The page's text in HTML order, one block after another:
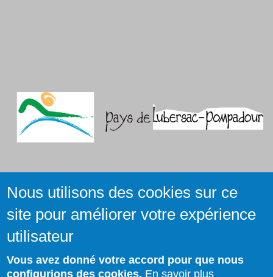
Nous utilisons des cookies sur ce
site pour améliorer votre expérience
utilisateur
Vous avez donné votre accord pour que nous
configurions des cookies. En savoir plus